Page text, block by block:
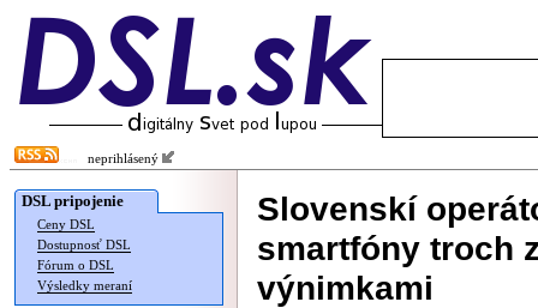
neprihlásený
DSL pripojenie
Ceny DSL
Dostupnosť DSL
Fórum o DSL
Výsledky meraní
Slovenskí
smartfóny troch
výnimkami